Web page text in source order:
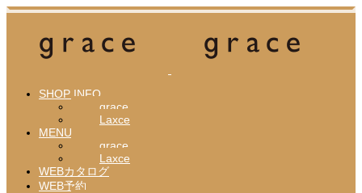
SHOP INFO
grace
Laxce
MENU
grace
Laxce
WEBカタログ
WEB予約